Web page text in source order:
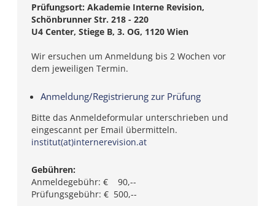
Prüfungsort: Akademie Interne Revision,
Schönbrunner Str. 218 - 220
U4 Center, Stiege B, 3. OG, 1120 Wien
Wir ersuchen um Anmeldung bis 2 Wochen vor
dem jeweiligen Termin.
Anmeldung/Registrierung zur Prüfung
Bitte das Anmeldeformular unterschrieben und
eingescannt per Email übermitteln.
institut(at)internerevision.at
Gebühren:
Anmeldegebühr: € 90,--
Prüfungsgebühr: € 500,--